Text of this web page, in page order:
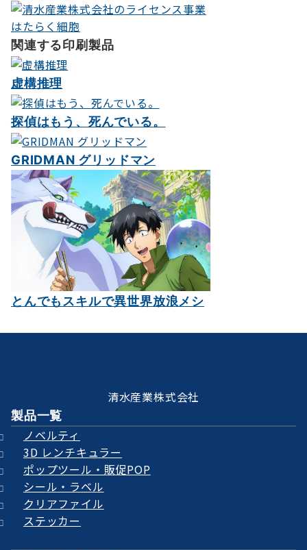
ョ
ン
関連する印刷製品
虚構推理
探偵はもう、死んでいる。
GRIDMAN グリッドマン
とんでもスキルで異世界放浪メシ
清水産業株式会社
製品一覧
ノベルティ
3D レンチキュラー
ポップツール・販促POP
シール・ラベル
クリアファイル
ステッカー